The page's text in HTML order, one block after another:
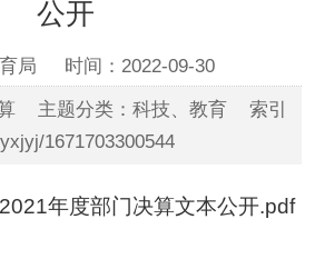
公开
局 时间：2022-09-30
主题分类：科技、教育 索引
1671703300544
年度部门决算文本公开.pdf